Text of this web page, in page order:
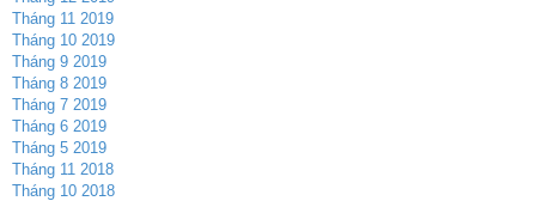
Tháng 11 2019
Tháng 10 2019
Tháng 9 2019
Tháng 8 2019
Tháng 7 2019
Tháng 6 2019
Tháng 5 2019
Tháng 11 2018
Tháng 10 2018